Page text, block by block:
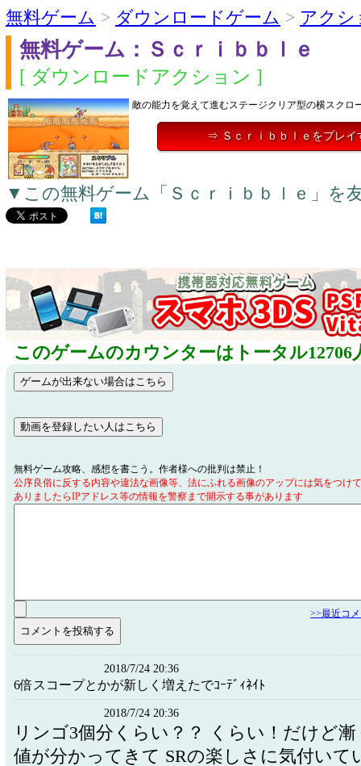
無料ゲーム > ダウンロードゲーム > アクシ
無料ゲーム：Ｓｃｒｉｂｂｌｅ
[ ダウンロードアクション ]
敵の能力を覚えて進むステージクリア型の横スクロ
⇒ Ｓｃｒｉｂｂｌｅをプレイ
▼この無料ゲーム「Ｓｃｒｉｂｂｌｅ」を
このゲームのカウンターはトータル12706
無料ゲーム攻略、感想を書こう。作者様への批判は禁止！
公序良俗に反する内容や違法な画像等、法にふれる画像のアップには気をつけ
ありましたらIPアドレス等の情報を警察まで開示する事があります
>>最近コ
2018/7/24 20:36
6倍スコープとかが新しく増えたでｺｰﾃﾞｨﾈｲﾄ
2018/7/24 20:36
リンゴ3個分くらい？？ くらい！だけど漸
値が分かってきて SRの楽しさに気付いて